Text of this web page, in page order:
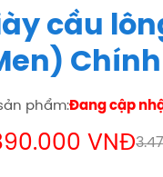
cầu
phẩm:Đang cập
VNĐ